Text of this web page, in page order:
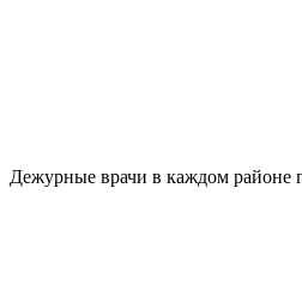
Дежурные врачи в каждом районе